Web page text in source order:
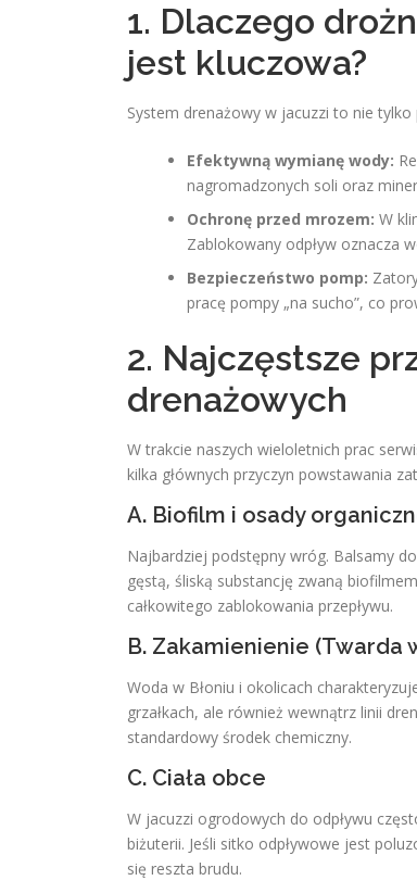
1. Dlaczego
jest kluczowa?
System drenażowy w jacuzzi to nie
Efektywną wymianę wody:
nagromadzonych soli oraz
Ochronę przed mrozem: W
Zablokowany odpływ oznacza
Bezpieczeństwo pomp:
pracę pompy „na sucho”, co
2. Najczęstsze
drenażowych
W trakcie naszych wieloletnich prac
kilka głównych przyczyn powstawania
A. Biofilm i osady
Najbardziej podstępny wróg. Balsamy
gęstą, śliską substancję zwaną
całkowitego zablokowania przepływu.
B. Zakamienienie (Twarda
Woda w Błoniu i okolicach
grzałkach, ale również wewnątrz linii
standardowy środek chemiczny.
C. Ciała obce
W jacuzzi ogrodowych do odpływu
biżuterii. Jeśli sitko odpływowe jest
się reszta brudu.